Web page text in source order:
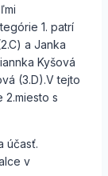
1. patrí
a Janka
Kyšová
(3.D).V tejto
2.miesto s
účasť.
v